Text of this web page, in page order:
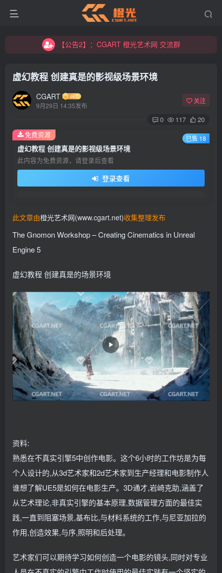
【公告2】：CGART 橙光艺术网 交流群
【公告2】：CGART 橙光艺术网 交流群
虚幻教程 创建真是的影视级场景环境
CGART
9月29日 14:35发布
关注
0 117 20
虚幻教程 创建真是的影视级场景环境
此内容为免费资源，请登录后查看
登录查看
免费资源 已售 18
此文章由橙光艺术网(www.cgart.net)收集整理发布
The Gnomon Workshop – Creating Cinematics in Unreal
Engine 5
虚幻教程 创建真是的场景环境
资料:
熟悉在不真实引擎5中创作电影。这个6小时的工作坊是为每
个人设计的,从3d艺术家和2d艺术家到生产经理和电影制作人
谁想了解UE5是如何在电影生产。3D通才,岩崎克助,涵盖了
从艺术理论,非真实引擎的基本原理,数据管理方面的最佳实
践,一直到阻塞场景,基布比,与材料系统的工作,与尼亚加拉的
作用,创造效果,与序,照明和后处理。
艺术家们可以期待学习如何创造一个电影的镜头,同时对专业
登录
没有账号？立即注册
登录密码
记住登录 找回密码
QQ登录